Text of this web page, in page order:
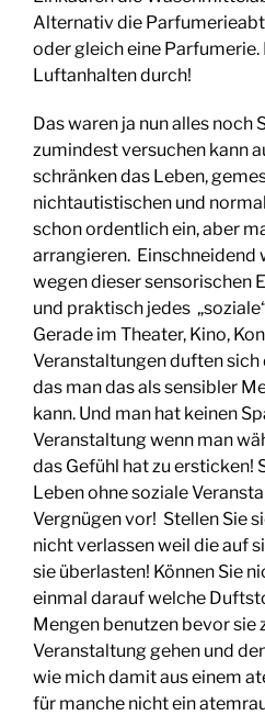
Alternativ die
oder gleich eine
Luftanhalten durch!
Das waren ja nun alles noch
zumindest versuchen kann
schränken das Leben,
nichtautistischen und
schon ordentlich ein, aber
arrangieren. Einschneidend
wegen dieser sensorischen
und praktisch jedes
Gerade im Theater, Kino,
Veranstaltungen duften
das man das als sensibler
kann. Und man hat keinen
Veranstaltung wenn man
das Gefühl hat zu ersticken!
Leben ohne soziale
Vergnügen vor! Stellen Sie
nicht verlassen weil die auf
sie überlasten! Können Sie
einmal darauf welche
Mengen benutzen bevor sie
Veranstaltung gehen und
wie mich damit aus einem
für manche nicht ein